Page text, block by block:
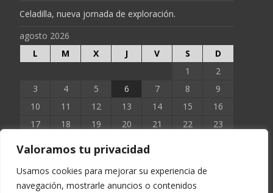
Valoramos tu privacidad
Usamos cookies para mejorar su experiencia de
navegación, mostrarle anuncios o contenidos
Celadilla, nueva jornada de exploración.
agosto 2026
L
M X J V S
D
1
2
3
4 5 6 7 8
9
10
11 12 13 14 15
16
17
18 19 20 21 22
23
« Jun